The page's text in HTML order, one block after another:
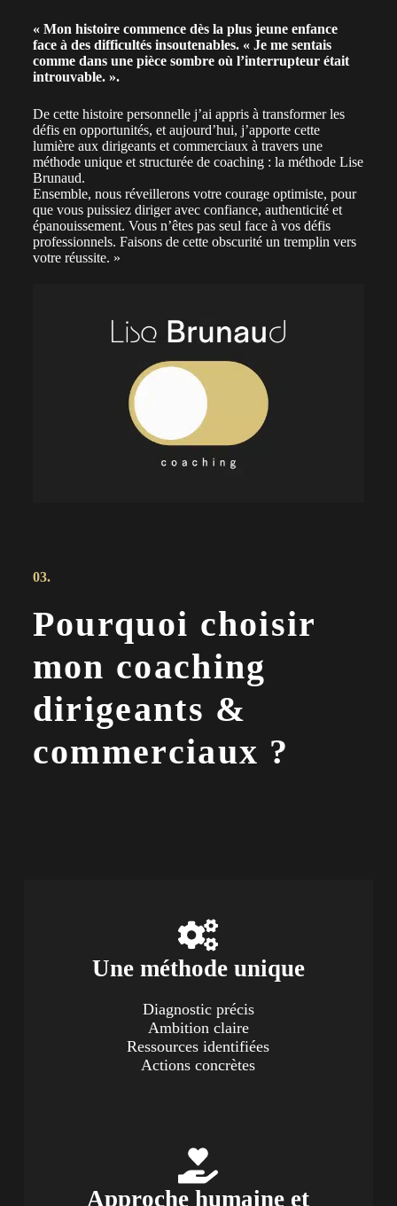
« Mon histoire commence dès la plus jeune enfance
face à des difficultés insoutenables. « Je me sentais
comme dans une pièce sombre où l’interrupteur était
introuvable. ».
De cette histoire personnelle j’ai appris à transformer les
défis en opportunités, et aujourd’hui, j’apporte cette
lumière aux dirigeants et commerciaux à travers une
méthode unique et structurée de coaching : la méthode Lise
Brunaud.
Ensemble, nous réveillerons votre courage optimiste, pour
que vous puissiez diriger avec confiance, authenticité et
épanouissement. Vous n’êtes pas seul face à vos défis
professionnels. Faisons de cette obscurité un tremplin vers
votre réussite. »
03.
Pourquoi choisir
mon coaching
dirigeants &
commerciaux ?
Une méthode unique
Diagnostic précis
Ambition claire
Ressources identifiées
Actions concrètes
Approche humaine et